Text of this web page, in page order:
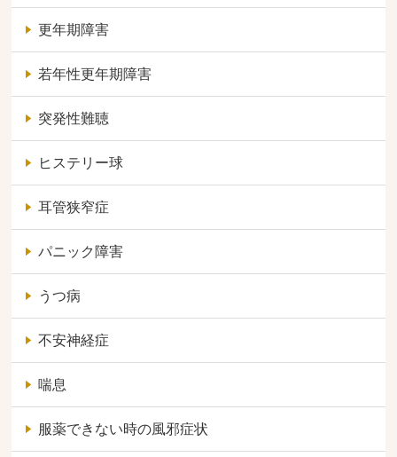
更年期障害
若年性更年期障害
突発性難聴
ヒステリー球
耳管狭窄症
パニック障害
うつ病
不安神経症
喘息
服薬できない時の風邪症状